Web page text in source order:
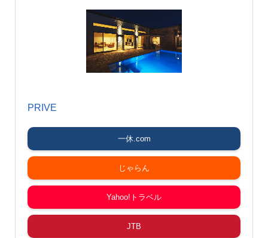
PRIVE
一休.com
じゃらん
Yahoo!トラベル
JTB